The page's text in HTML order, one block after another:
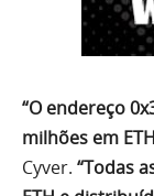
“O endereço
milhões em
Cyver. “Todas